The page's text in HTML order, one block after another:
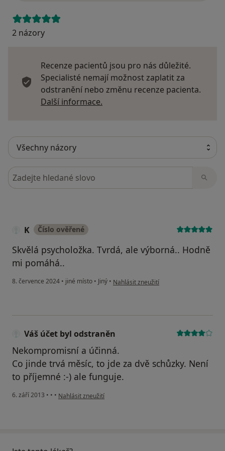
2 názory
Recenze pacientů jsou pro nás důležité.
Specialisté nemají možnost zaplatit za
odstranění nebo změnu recenze pacienta.
Další informace.
Hledejte v názorech
K Číslo ověřené
Skvělá psycholožka. Tvrdá, ale výborná.. Hodně
mi pomáhá..
8. července 2024 • jiné místo • Jiný • podle názoru uživatele K
Nahlásit zneužití
Váš účet byl odstraněn
Nekompromisní a účinná.
Co jinde trvá měsíc, to jde za dvě schůzky. Není
to příjemné :-) ale funguje.
6. září 2013 • • • podle názoru uživatele Váš účet byl odstraněn
Nahlásit zneužití